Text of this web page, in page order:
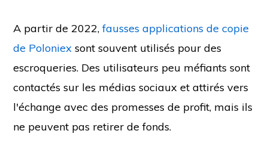
A partir de 2022,fausses applications de copie
de Poloniex sont souvent utilisés pour des
escroqueries. Des utilisateurs peu méfiants sont
contactés sur les médias sociaux et attirés vers
l'échange avec des promesses de profit, mais ils
ne peuvent pas retirer de fonds.